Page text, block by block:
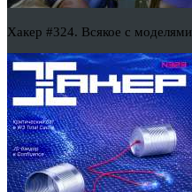
Хакер #324. Всякое с моделями